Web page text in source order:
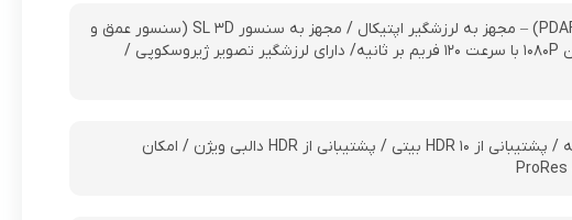
دریچه دیافراگم f/۱.۹ – فاصله کانونی ۲۳ میلی‌متر – – مجهز به فوکوس اتوماتیک (PDAF) – مجهز به لرزشگیر اپتیکال / مجهز به سنسور SL ۳D (سنسور عمق و
بیومتریک) / امکان فیلمبرداری با رزولوشن ۴K با سرعت ۶۰ فریم بر ثانیه / رزولوشن ۱۰۸۰P با سرعت ۱۲۰ فریم بر ثانیه/ دارای لرزشگیر تصویر ژیروسکوپی /
رزولوشن ۴K با سرعت ۱۲۰ فریم بر ثانیه / رزولوشن ۱۰۸۰P با سرعت ۲۴۰ فریم بر ثانیه / پشتیبانی از HDR ۱۰ بیتی / پشتیبانی از HDR دالبی ویژن / امکان